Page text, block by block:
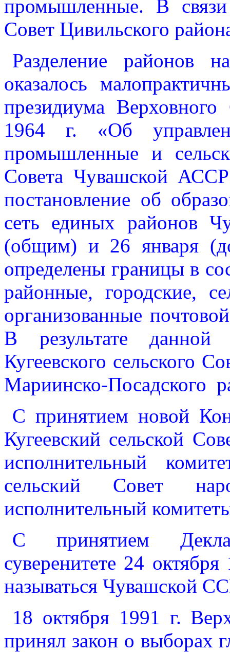
промышленные. В
Совет Цивильского
Разделение районов
оказалось
президиума
1964 г. «Об
промышленные и
Совета Чувашской
постановление об
сеть единых районов
(общим) и 26 января
определены границы в
районные, городские,
организованные
В результате данной
Кугеевского сельского
Мариинско-Посадского
С принятием новой
Кугеевский сельской
исполнительный
сельский Совет
исполнительный
С принятием
суверенитете 24
называться Чувашской
18 октября 1991 г.
принял закон о выборах